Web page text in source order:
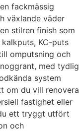
fackmässig
växlande väder
stilren finish som
KC-puts
omputsning och
med tydlig
system
om du vill renovera
fastighet eller
ett tryggt utfört
och